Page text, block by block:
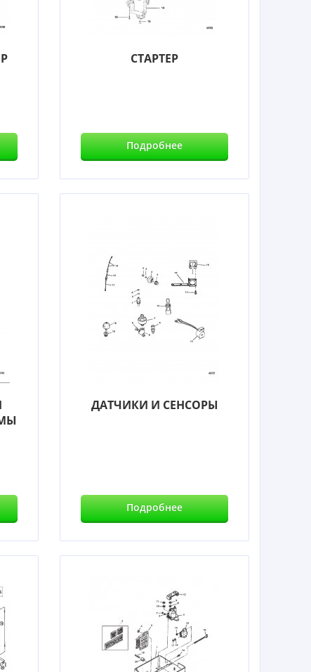
СТАРТЕР
Подробнее
ДАТЧИКИ И СЕНСОРЫ
Подробнее